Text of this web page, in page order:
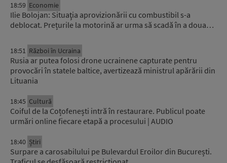
18:59 Economie
Ilie Bolojan: Situaţia aprovizionării cu combustibil s-a
deblocat. Prețurile la motorină ar urma să scadă în a doua…
18:51 Război în Ucraina
Rusia ar putea folosi drone ucrainene capturate pentru
provocări în statele baltice, avertizează ministrul apărării din
Lituania
18:45 Cultură
Coiful de la Coțofenești intră în restaurare. Publicul poate
urmări online fiecare etapă a procesului | AUDIO
18:40 Știri
Surpare a carosabilului pe Bulevardul Eroilor din București.